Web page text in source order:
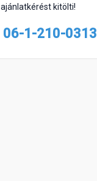
ajánlatkérést kitölti!
06-1-210-0313